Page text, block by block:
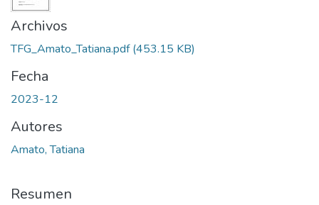
Archivos
TFG_Amato_Tatiana.pdf(453.15 KB)
Fecha
2023-12
Autores
Amato, Tatiana
Resumen